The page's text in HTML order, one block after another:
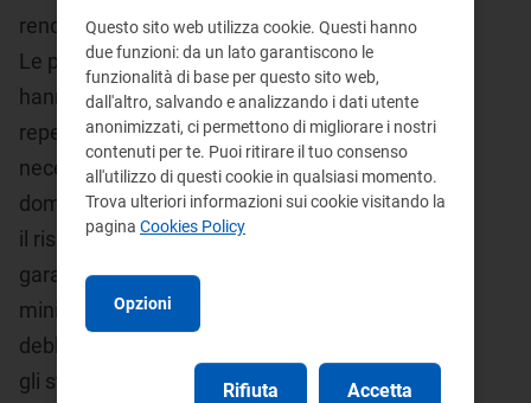
rendere più sicure le forniture ai consumatori.
Le perduranti tensioni geopolitiche, infatti,
hanno aumentato le criticità per i venditori nel
reperire sui mercati all'ingrosso il gas
necessario a soddisfare i propri clienti, anche
domestici. Con il nuovo meccanismo si riduce
il rischio che i venditori non siano in grado di
garantire la propria operatività e le forniture,
minimizzando il pericolo che le famiglie
debbano ricorrere ai servizi di ultima istanza e
gli stessi venditori al servizio di
default,
Questo sito web utilizza cookie. Questi hanno
due funzioni: da un lato garantiscono le
funzionalità di base per questo sito web,
dall'altro, salvando e analizzando i dati utente
anonimizzati, ci permettono di migliorare i nostri
contenuti per te. Puoi ritirare il tuo consenso
all'utilizzo di questi cookie in qualsiasi momento.
Trova ulteriori informazioni sui cookie visitando la
pagina Cookies Policy
Opzioni
Rifiuta Accetta